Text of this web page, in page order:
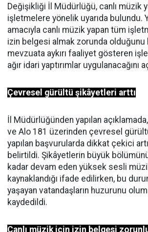
Değişikliği İl Müdürlüğü, canlı müzik
işletmelere yönelik uyarıda bulundu.
amacıyla canlı müzik yapan tüm
izin belgesi almak zorunda olduğunu
mevzuata aykırı faaliyet gösteren
ağır idari yaptırımlar uygulanacağını
Çevresel gürültü şikâyetleri arttı
İl Müdürlüğünden yapılan
ve Alo 181 üzerinden çevresel
yapılan başvurularda dikkat çekici
belirtildi. Şikâyetlerin büyük
kadar devam eden yüksek sesli
kaynaklandığı ifade edilirken, bu
yaşayan vatandaşların huzurunu
kaydedildi.
Canlı müzik için izin belgesi